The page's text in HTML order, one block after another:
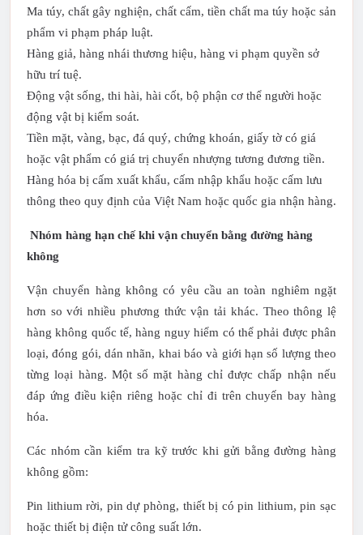
Ma túy, chất gây nghiện, chất cấm, tiền chất ma túy hoặc sản
phẩm vi phạm pháp luật.
Hàng giả, hàng nhái thương hiệu, hàng vi phạm quyền sở
hữu trí tuệ.
Động vật sống, thi hài, hài cốt, bộ phận cơ thể người hoặc
động vật bị kiểm soát.
Tiền mặt, vàng, bạc, đá quý, chứng khoán, giấy tờ có giá
hoặc vật phẩm có giá trị chuyển nhượng tương đương tiền.
Hàng hóa bị cấm xuất khẩu, cấm nhập khẩu hoặc cấm lưu
thông theo quy định của Việt Nam hoặc quốc gia nhận hàng.
Nhóm hàng hạn chế khi vận chuyển bằng đường hàng
không
Vận chuyển hàng không có yêu cầu an toàn nghiêm ngặt
hơn so với nhiều phương thức vận tải khác. Theo thông lệ
hàng không quốc tế, hàng nguy hiểm có thể phải được phân
loại, đóng gói, dán nhãn, khai báo và giới hạn số lượng theo
từng loại hàng. Một số mặt hàng chỉ được chấp nhận nếu
đáp ứng điều kiện riêng hoặc chỉ đi trên chuyến bay hàng
hóa.
Các nhóm cần kiểm tra kỹ trước khi gửi bằng đường hàng
không gồm:
Pin lithium rời, pin dự phòng, thiết bị có pin lithium, pin sạc
hoặc thiết bị điện tử công suất lớn.